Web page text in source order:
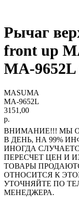
Рычаг
front up
MA-
MASUMA
MA-9652L
3151,00
р.
ВНИМАНИЕ!!! МЫ
В ДЕНЬ, НА 99%
ИНОГДА
ПЕРЕСЧЕТ ЦЕН И
ТОВАРЫ
ОТНОСИТСЯ К
УТОЧНЯЙТЕ ПО
МЕНЕДЖЕРА.